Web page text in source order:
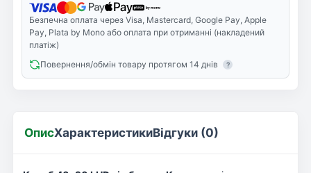
Безпечна оплата через Visa, Mastercard, Google Pay, Apple
Pay, Plata by Mono або оплата при отриманні (накладений
платіж)
Повернення/обмін товару протягом 14 днів
?
ОписХарактеристикиВідгуки (0)